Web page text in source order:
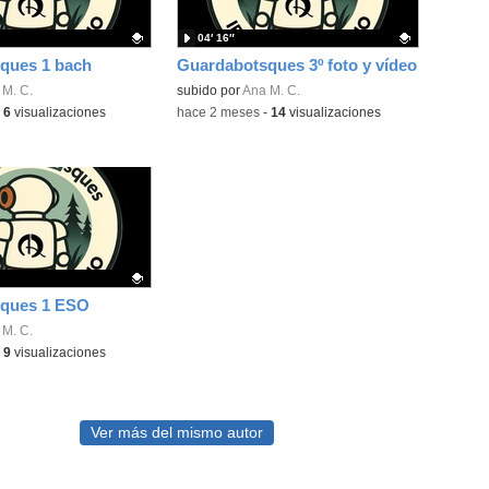
1 bach
C.
6visualizaciones
Guardabotsques 3º foto y vídeo
Contenido educativo.
subido porAna M. C.
04′ 16″
-hace 2 meses- 14visualizaciones
1 ESO
C.
9visualizaciones
Ver más del mismo autor